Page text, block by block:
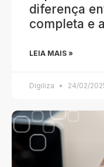
diferença
completa e
LEIA MAIS »
Digiliza 24/02/